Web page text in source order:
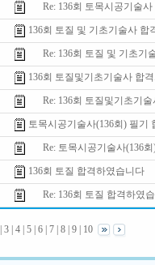
Re: 136회 토목시공기술사
136회 토질 및 기초기술사 합
Re: 136회 토질 및 기초기
136회 토질및기초기술사 합격
Re: 136회 토질및기초기술
토목시공기술사(136회) 필기
Re: 토목시공기술사(136회
136회 토질 합격하였습니다
Re: 136회 토질 합격하였
3 4 5 6 7 8 9 10